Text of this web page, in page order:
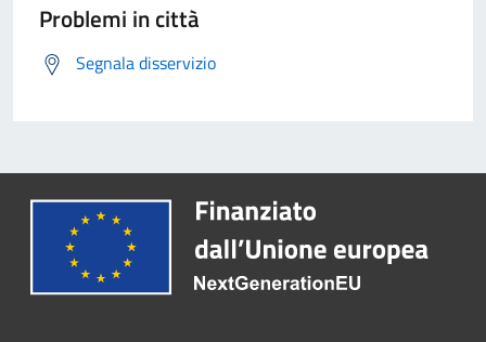
Problemi in città
Segnala disservizio